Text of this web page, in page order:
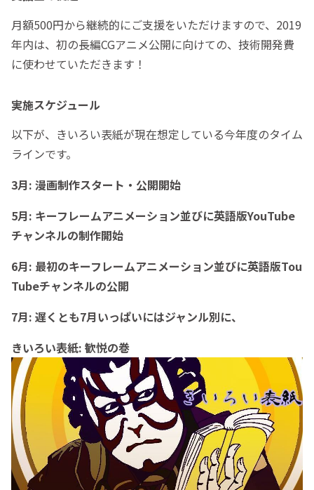
月額500円から継続的にご支援をいただけますので、2019
年内は、初の長編CGアニメ公開に向けての、技術開発費
に使わせていただきます！
実施スケジュール
以下が、きいろい表紙が現在想定している今年度のタイム
ラインです。
3月: 漫画制作スタート・公開開始
5月: キーフレームアニメーション並びに英語版YouTube
チャンネルの制作開始
6月: 最初のキーフレームアニメーション並びに英語版Tou
Tubeチャンネルの公開
7月: 遅くとも7月いっぱいにはジャンル別に、
きいろい表紙: 歓悦の巻